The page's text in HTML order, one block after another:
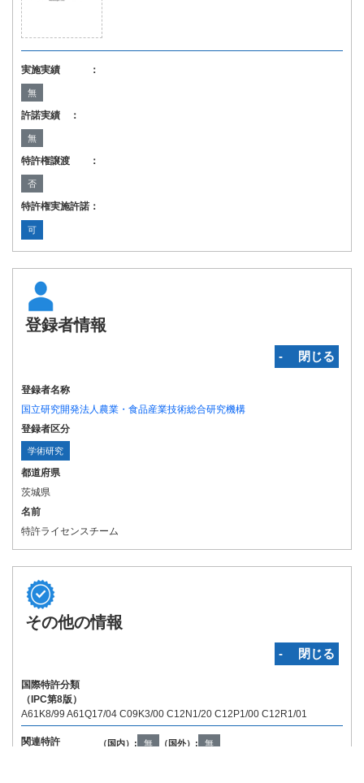
実施実績 ：
無
許諾実績 ：
無
特許権譲渡 ：
否
特許権実施許諾：
可
登録者情報
‐ 閉じる
登録者名称
国立研究開発法人農業・食品産業技術総合研究機構
登録者区分
学術研究
都道府県
茨城県
名前
特許ライセンスチーム
その他の情報
‐ 閉じる
国際特許分類
（IPC第8版）
A61K8/99 A61Q17/04 C09K3/00 C12N1/20 C12P1/00 C12R1/01
関連特許 （国内）: 無 （国外）: 無